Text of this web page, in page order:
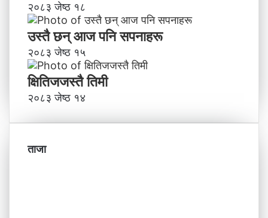
२०८३ जेष्ठ १८
उस्तै छन् आज पनि सपनाहरू
२०८३ जेष्ठ १५
क्षितिजजस्तै तिमी
२०८३ जेष्ठ १४
ताजा